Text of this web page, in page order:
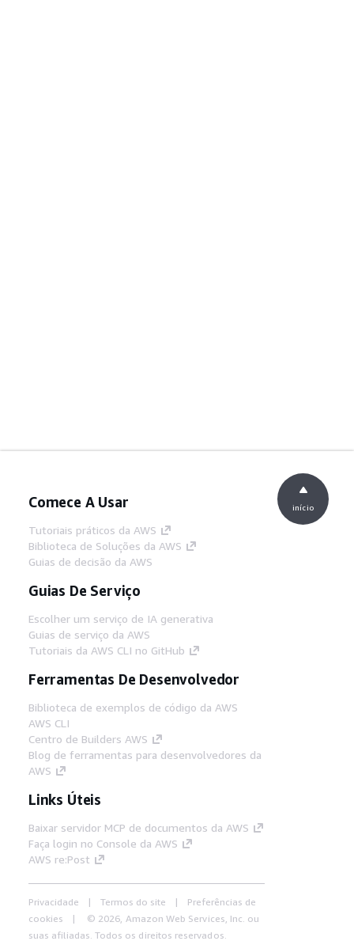
Comece A Usar
Tutoriais práticos da AWS
Biblioteca de Soluções da AWS
Guias de decisão da AWS
Guias De Serviço
Escolher um serviço de IA generativa
Guias de serviço da AWS
Tutoriais da AWS CLI no GitHub
Ferramentas De Desenvolvedor
Biblioteca de exemplos de código da AWS
AWS CLI
Centro de Builders AWS
Blog de ferramentas para desenvolvedores da
AWS
Links Úteis
Baixar servidor MCP de documentos da AWS
Faça login no Console da AWS
AWS re:Post
Privacidade Termos do site
Preferências de
cookies
© 2026, Amazon Web Services, Inc. ou
suas afiliadas. Todos os direitos reservados.
início